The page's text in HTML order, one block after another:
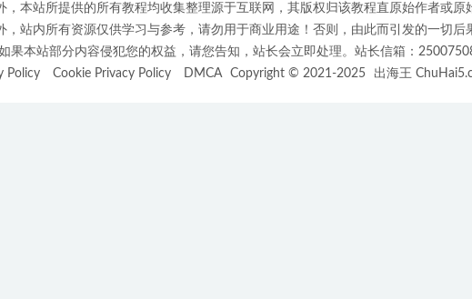
，本站所提供的所有教程均收集整理源于互联网，其版权归该教程直原始作者或原
，站内所有资源仅供学习与参考，请勿用于商业用途！否则，由此而引发的一切后
果本站部分内容侵犯您的权益，请您告知，站长会立即处理。站长信箱：
Policy Cookie Privacy Policy DMCA Copyright © 2021-2025 出海王